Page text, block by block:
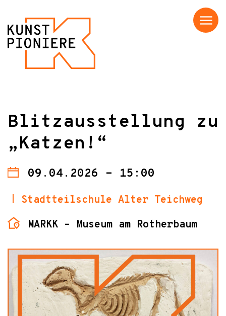
Menü
Blitzausstellung zu
„Katzen!“
09.04.2026 - 15:00
Stadtteilschule Alter Teichweg
MARKK – Museum am Rotherbaum